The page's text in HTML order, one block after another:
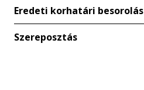
Eredeti korhatári besorolás
Szereposztás